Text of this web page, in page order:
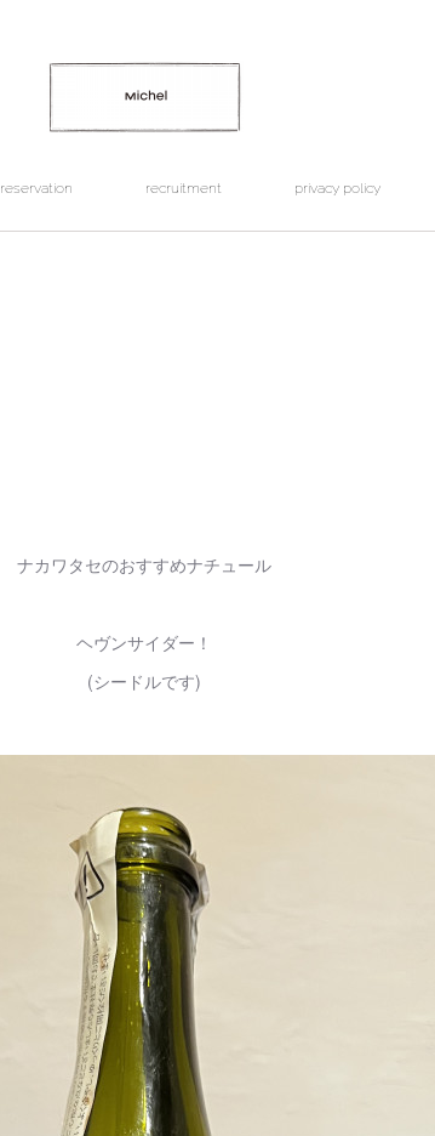
reservation recruitment privacy policy
ナカワタセのおすすめナチュール
ヘヴンサイダー！
(シードルです)